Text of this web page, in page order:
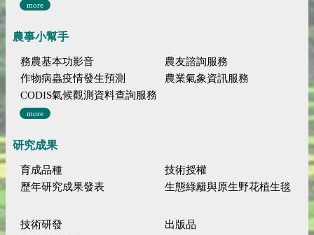
more
農事小幫手
務農基本功影音
農友諮詢服務
作物病蟲疫情發生預測
農業氣象資訊服務
CODIS氣候觀測資料查詢服務
more
研究成果
育成品種
技術授權
歷年研究成果發表
生態綠籬與原生野花植生毯
技術研發
出版品